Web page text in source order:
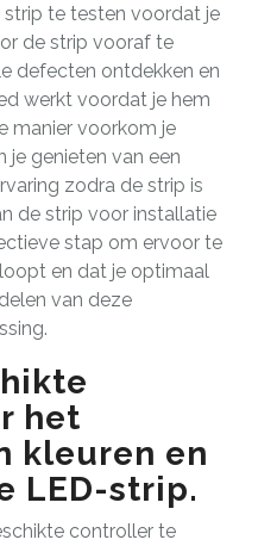
te testen voordat je
de strip vooraf te
defecten ontdekken en
werkt voordat je hem
manier voorkom je
je genieten van een
zodra de strip is
de strip voor installatie
stap om ervoor te
en dat je optimaal
van deze
het
kleuren en
LED-strip.
controller te